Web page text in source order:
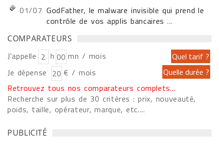
01/07 GodFather, le malware invisible qui prend le
contrôle de vos applis bancaires ...
COMPARATEURS
J'appelle h
mn / mois
Je dépense
€ / mois
Retrouvez tous nos comparateurs complets...
Recherche sur plus de 30 critères : prix, nouveauté,
poids, taille, opérateur, marque, etc....
PUBLICITÉ